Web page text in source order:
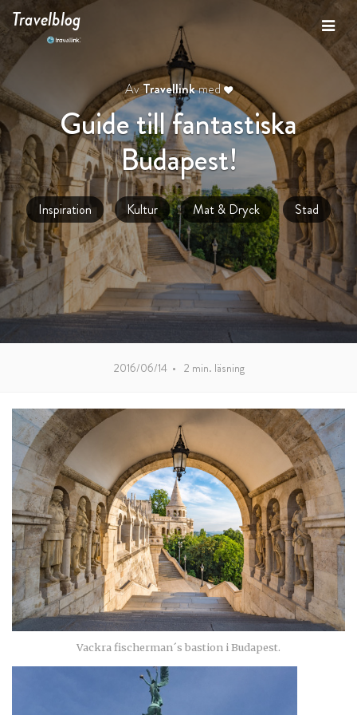
Travelblog
AvTravellinkmed
Guide till fantastiska
Budapest!
Inspiration Kultur Mat & Dryck Stad
2016/06/14• 2 min. läsning
Vackra fischerman´s bastion i Budapest.